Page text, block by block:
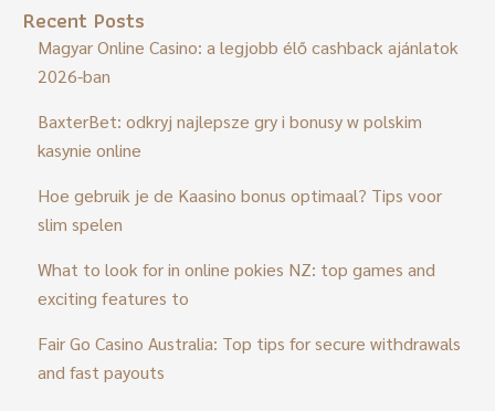
Recent Posts
Magyar Online Casino: a legjobb élő cashback ajánlatok
2026-ban
BaxterBet: odkryj najlepsze gry i bonusy w polskim
kasynie online
Hoe gebruik je de Kaasino bonus optimaal? Tips voor
slim spelen
What to look for in online pokies NZ: top games and
exciting features to
Fair Go Casino Australia: Top tips for secure withdrawals
and fast payouts